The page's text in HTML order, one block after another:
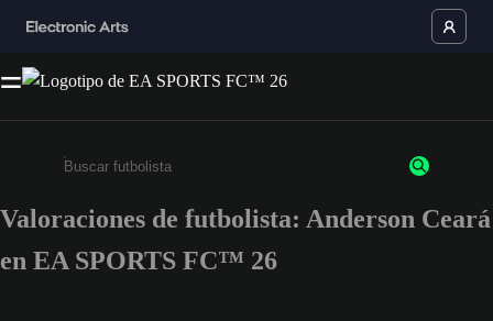
Escribe un mínimo de 3 caracteres o números.
Valoraciones de futbolista: Anderson Ceará
en EA SPORTS FC™ 26